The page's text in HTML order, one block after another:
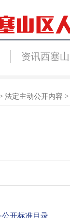
资讯西塞山
法定主动公开内容 >
开标准目录